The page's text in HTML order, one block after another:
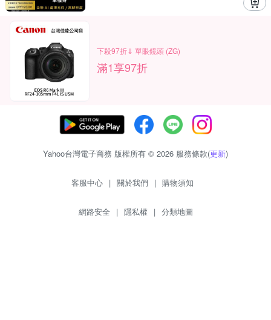
下殺97折⇓ 單眼鏡頭 (ZG)
滿1享97折
Yahoo台灣電子商務 版權所有 © 2026 服務條款(更新)
客服中心 | 關於我們 | 購物須知
網路安全 | 隱私權 | 分類地圖